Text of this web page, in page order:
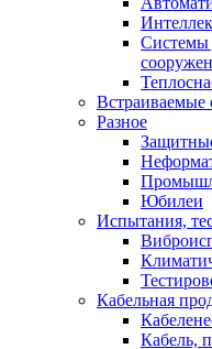
Системы
Встраиваемые
Разное
Юбилеи
Испытания,
Кабельная
Кабель,